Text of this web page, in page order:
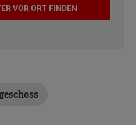
VOR ORT FINDEN